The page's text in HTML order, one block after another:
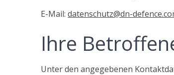
E-Mail:datenschutz@dn-
Ihre
Unter den angegebenen